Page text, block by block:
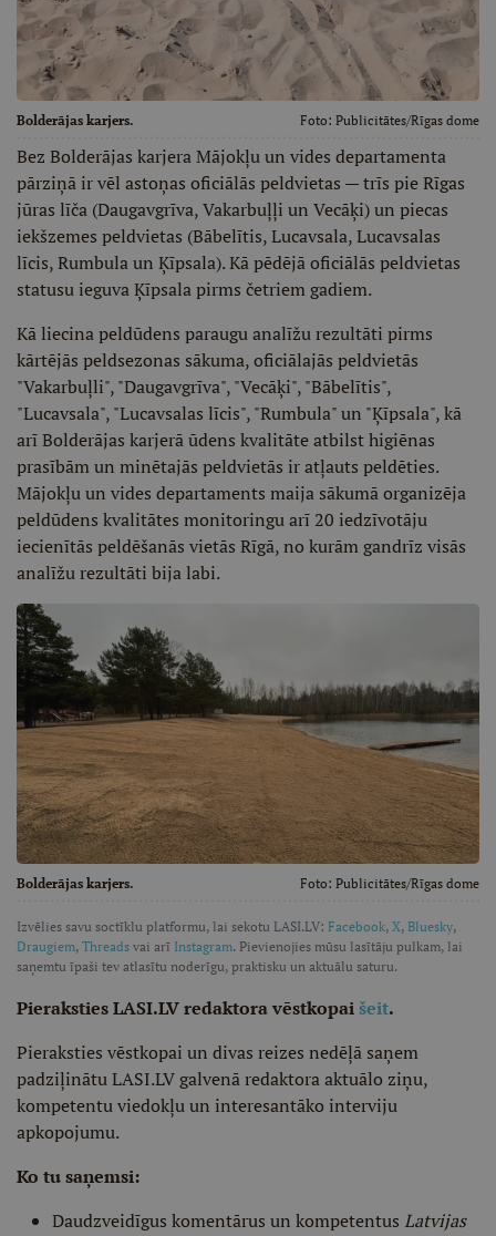
Bolderājas karjers. Foto: Publicitātes/Rīgas dome
Bez Bolderājas karjera Mājokļu un vides departamenta
pārziņā ir vēl astoņas oficiālās peldvietas — trīs pie Rīgas
jūras līča (Daugavgrīva, Vakarbuļļi un Vecāķi) un piecas
iekšzemes peldvietas (Bābelītis, Lucavsala, Lucavsalas
līcis, Rumbula un Ķīpsala). Kā pēdējā oficiālās peldvietas
statusu ieguva Ķīpsala pirms četriem gadiem.
Kā liecina peldūdens paraugu analīžu rezultāti pirms
kārtējās peldsezonas sākuma, oficiālajās peldvietās
"Vakarbuļli", "Daugavgrīva", "Vecāķi", "Bābelītis",
"Lucavsala", "Lucavsalas līcis", "Rumbula" un "Ķīpsala", kā
arī Bolderājas karjerā ūdens kvalitāte atbilst higiēnas
prasībām un minētajās peldvietās ir atļauts peldēties.
Mājokļu un vides departaments maija sākumā organizēja
peldūdens kvalitātes monitoringu arī 20 iedzīvotāju
iecienītās peldēšanās vietās Rīgā, no kurām gandrīz visās
analīžu rezultāti bija labi.
Bolderājas karjers. Foto: Publicitātes/Rīgas dome
Izvēlies savu soctīklu platformu, lai sekotu LASI.LV: Facebook, X, Bluesky,
Draugiem, Threads vai arī Instagram. Pievienojies mūsu lasītāju pulkam, lai
saņemtu īpaši tev atlasītu noderīgu, praktisku un aktuālu saturu.
Pieraksties LASI.LV redaktora vēstkopaišeit.
Pieraksties vēstkopai un divas reizes nedēļā saņem
padziļinātu LASI.LV galvenā redaktora aktuālo ziņu,
kompetentu viedokļu un interesantāko interviju
apkopojumu.
Ko tu saņemsi:
Daudzveidīgus komentārus un kompetentus Latvijas